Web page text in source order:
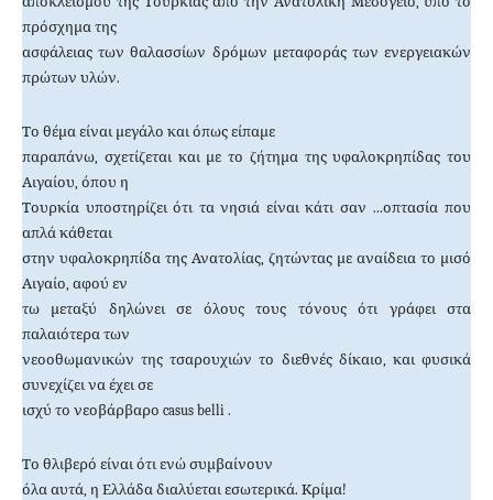
πρόσχημα της
ασφάλειας των θαλασσίων δρόμων μεταφοράς των ενεργειακών
πρώτων υλών.
Το θέμα είναι μεγάλο και όπως είπαμε
παραπάνω, σχετίζεται και με το ζήτημα της υφαλοκρηπίδας του
Αιγαίου, όπου η
Τουρκία υποστηρίζει ότι τα νησιά είναι κάτι σαν …οπτασία που
απλά κάθεται
στην υφαλοκρηπίδα της Ανατολίας, ζητώντας με αναίδεια το μισό
Αιγαίο, αφού εν
τω μεταξύ δηλώνει σε όλους τους τόνους ότι γράφει στα
παλαιότερα των
νεοοθωμανικών της τσαρουχιών το διεθνές δίκαιο, και φυσικά
συνεχίζει να έχει σε
ισχύ το νεοβάρβαρο casus belli .
Το θλιβερό είναι ότι ενώ συμβαίνουν
όλα αυτά, η Ελλάδα διαλύεται εσωτερικά. Κρίμα!